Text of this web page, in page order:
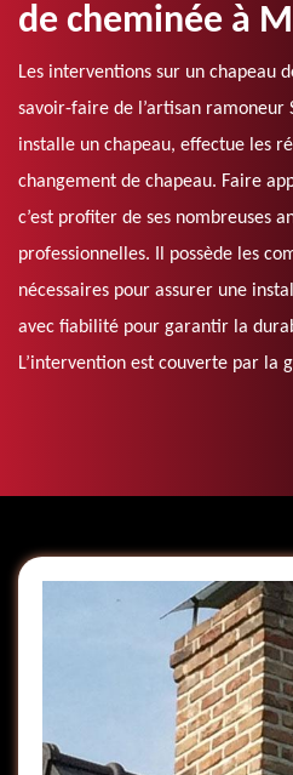
de cheminée à
Les interventions sur un chapeau
savoir-faire de l’artisan ramoneur
installe un chapeau, effectue les
changement de chapeau. Faire
c’est profiter de ses nombreuses
professionnelles. Il possède les
nécessaires pour assurer une
avec fiabilité pour garantir la
L’intervention est couverte par la